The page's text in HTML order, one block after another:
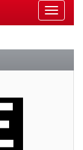
Toggle